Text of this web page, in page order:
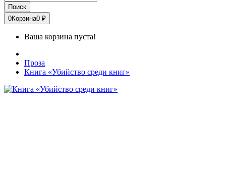
Поиск
0Корзина0 ₽
Ваша корзина пуста!
Проза
Книга «Убийство среди книг»